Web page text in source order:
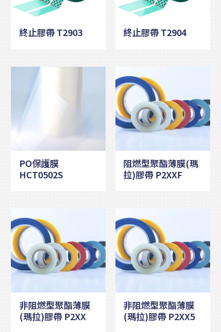
終止膠帶 T2903 終止膠帶 T2904
PO保護膜
HCT0502S
阻燃型聚酯薄膜(瑪
拉)膠帶 P2XXF
非阻燃型聚酯薄膜
(瑪拉)膠帶 P2XX
非阻燃型聚酯薄膜
(瑪拉)膠帶 P2XX5